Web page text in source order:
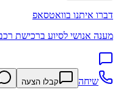
דברו איתנו בוואטסאפ
מענה אנושי לסיוע ברכישת
שיחה קבלו הצעה